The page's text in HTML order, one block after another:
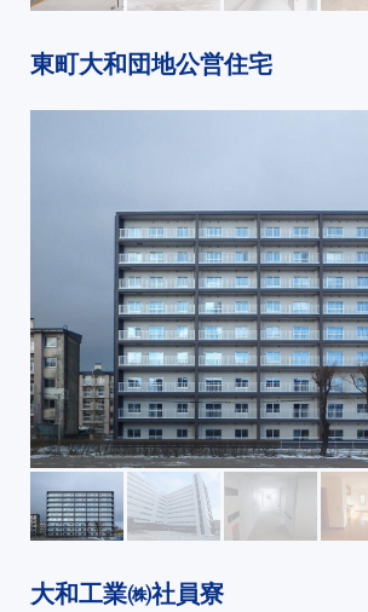
東町大和団地公営住宅
大和工業㈱社員寮